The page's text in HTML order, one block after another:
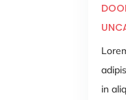
in